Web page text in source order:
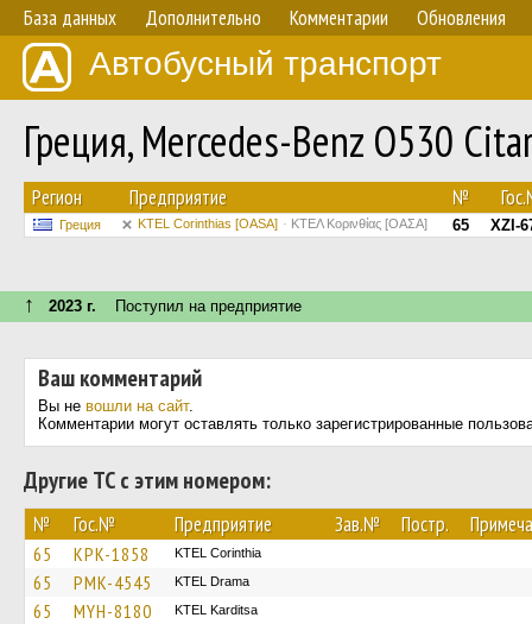
База данных Дополнительно Комментарии Обновления
Автобусный транспорт
Греция, Mercedes-Benz O530
Регион Предприятие №
Греция KTEL Corinthias [OASA] ΚΤΕΛ Κορινθίας [ΟΑΣΑ] 65 XZI-
↑ 2023 г. Поступил на предприятие
Ваш комментарий
Вы не вошли на сайт.
Комментарии могут оставлять только зарегистрированные
Другие ТС с этим номером:
№ Гос.№ Предприятие Зав.№ Постр.
65 KPK-1858 KTEL Corinthia
65 PMK-4545 KTEL Drama
65 MYH-8180 ΚΤΕL Karditsa